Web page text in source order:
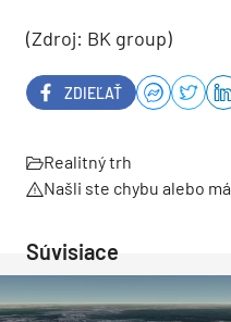
(Zdroj: BK group)
ZDIEĽAŤ
Realitný trh
Našli ste chybu alebo
Súvisiace